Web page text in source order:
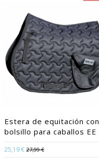
Estera de equitación con
bolsillo para caballos EE
25,19 € 27,99 €